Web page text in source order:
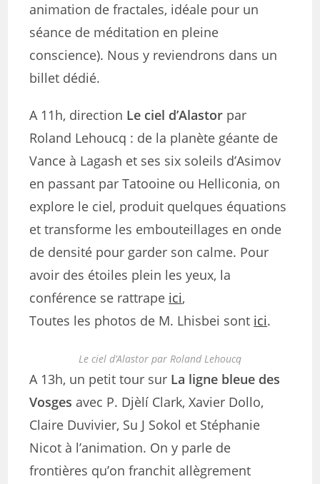
animation de fractales, idéale pour un
séance de méditation en pleine
conscience). Nous y reviendrons dans un
billet dédié.
A 11h, direction Le ciel d’Alastor par
Roland Lehoucq : de la planète géante de
Vance à Lagash et ses six soleils d’Asimov
en passant par Tatooine ou Helliconia, on
explore le ciel, produit quelques équations
et transforme les embouteillages en onde
de densité pour garder son calme. Pour
avoir des étoiles plein les yeux, la
conférence se rattrape ici,
Toutes les photos de M. Lhisbei sont ici.
Le ciel d’Alastor par Roland Lehoucq
A 13h, un petit tour sur La ligne bleue des
Vosges avec P. Djèlí Clark, Xavier Dollo,
Claire Duvivier, Su J Sokol et Stéphanie
Nicot à l’animation. On y parle de
frontières qu’on franchit allègrement